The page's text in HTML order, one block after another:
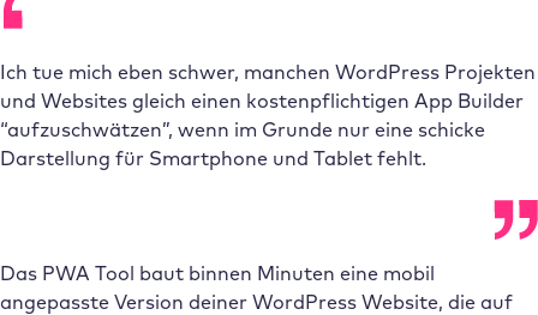
Ich tue mich eben schwer, manchen WordPress Projekten
und Websites gleich einen kostenpflichtigen App Builder
“aufzuschwätzen”, wenn im Grunde nur eine schicke
Darstellung für Smartphone und Tablet fehlt.
Das PWA Tool baut binnen Minuten eine mobil
angepasste Version deiner WordPress Website, die auf